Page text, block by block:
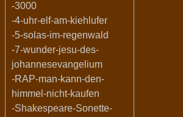
-3000
-4-uhr-elf-am-kiehlufer
-5-solas-im-regenwald
-7-wunder-jesu-des-
johannesevangelium
-RAP-man-kann-den-
himmel-nicht-kaufen
-Shakespeare-Sonette-